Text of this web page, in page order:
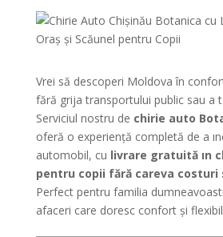
Vrei să descoperi Moldova în
fără grija transportului public sau a
Serviciul nostru de chirie auto
oferă o experiență completă de a
automobil, cu livrare gratuită ın
pentru copii fără careva costuri
Perfect pentru familia
afaceri care doresc confort și